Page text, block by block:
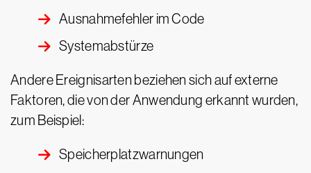
Ausnahmefehler im Code
Systemabstürze
Andere Ereignisarten beziehen sich auf externe
Faktoren, die von der Anwendung erkannt wurden,
zum Beispiel:
Speicherplatzwarnungen